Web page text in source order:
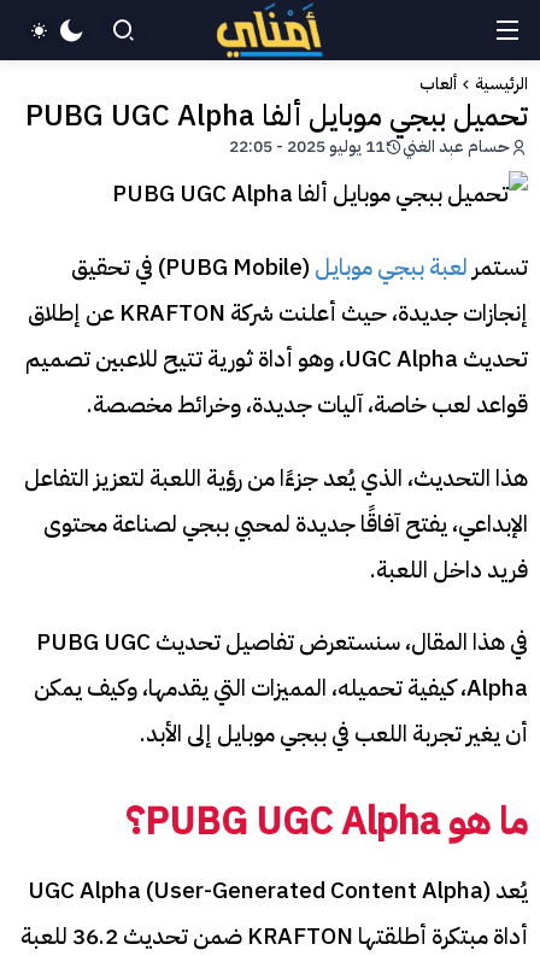
الرئيسية ألعاب
تحميل ببجي موبايل ألفا PUBG UGC Alpha
حسام عبد الغني 11 يوليو 2025 - 22:05
تستمر لعبة ببجي موبايل
(PUBG Mobile) في تحقيق
إنجازات جديدة، حيث أعلنت شركة KRAFTON عن إطلاق
تحديث UGC Alpha، وهو أداة ثورية تتيح للاعبين تصميم
قواعد لعب خاصة، آليات جديدة، وخرائط مخصصة.
هذا التحديث، الذي يُعد جزءًا من رؤية اللعبة لتعزيز التفاعل
الإبداعي، يفتح آفاقًا جديدة لمحبي ببجي لصناعة محتوى
فريد داخل اللعبة.
في هذا المقال، سنستعرض تفاصيل تحديث PUBG UGC
Alpha، كيفية تحميله، المميزات التي يقدمها، وكيف يمكن
أن يغير تجربة اللعب في ببجي موبايل إلى الأبد.
ما هو PUBG UGC Alpha؟
يُعد UGC Alpha (User-Generated Content Alpha)
أداة مبتكرة أطلقتها KRAFTON ضمن تحديث 36.2 للعبة